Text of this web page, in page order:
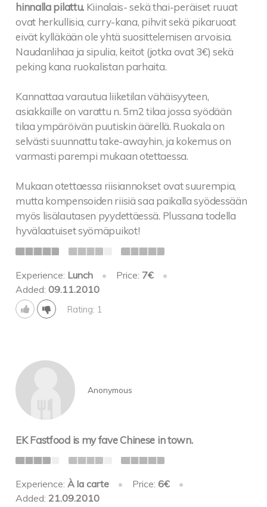
hinnalla pilattu. Kiinalais- sekä thai-peräiset ruuat
ovat herkullisia, curry-kana, pihvit sekä pikaruoat
eivät kylläkään ole yhtä suosittelemisen arvoisia.
Naudanlihaa ja sipulia, keitot (jotka ovat 3€) sekä
peking kana ruokalistan parhaita.
Kannattaa varautua liiketilan vähäisyyteen,
asiakkaille on varattu n. 5m2 tilaa jossa syödään
tilaa ympäröivän puutiskin äärellä. Ruokala on
selvästi suunnattu take-awayhin, ja kokemus on
varmasti parempi mukaan otettaessa.
Mukaan otettaessa riisiannokset ovat suurempia,
mutta kompensoiden riisiä saa paikalla syödessään
myös lisälautasen pyydettäessä. Plussana todella
hyvälaatuiset syömäpuikot!
Experience: Lunch • Price: 7€
•
Added:09.11.2010
Rating: 1
Anonymous
EK Fastfood is my fave Chinese in town.
Experience:À la carte • Price: 6€
•
Added: 21.09.2010